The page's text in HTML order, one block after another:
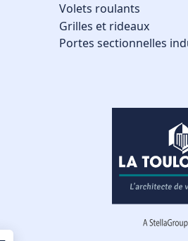
Volets roulants
Grilles et rideaux
Portes sectionnelles